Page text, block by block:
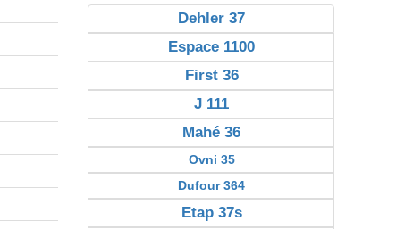
Dehler 37
Espace 1100
First 36
J 111
Mahé 36
Ovni 35
Dufour 364
Etap 37s